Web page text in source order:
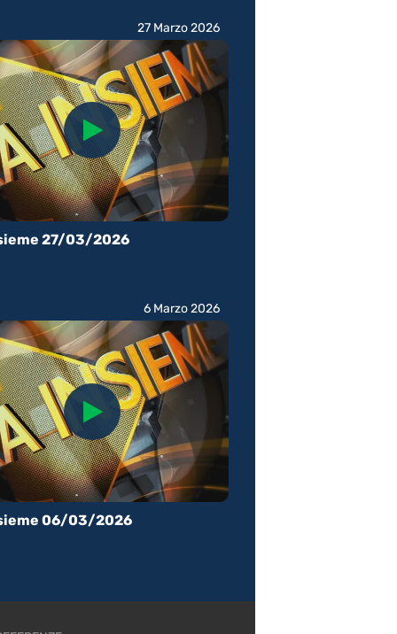
27/03/2026
27 Marzo 2026
06/03/2026
6 Marzo 2026